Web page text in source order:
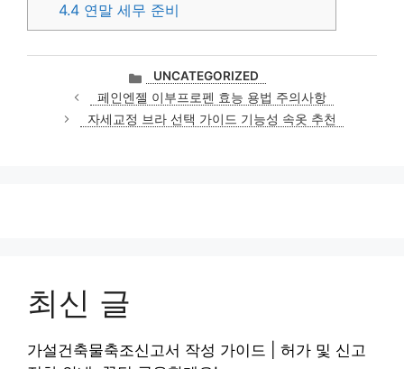
4.4 연말 세무 준비
카
테
고
리
UNCATEGORIZED
페인엔젤 이부프로펜 효능 용법 주의사항
자세교정 브라 선택 가이드 기능성 속옷 추천
최신 글
가설건축물축조신고서 작성 가이드 | 허가 및 신고